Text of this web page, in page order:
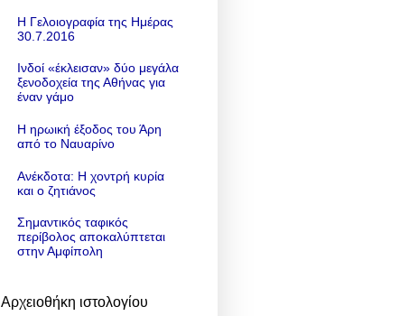
Η Γελοιογραφία της Ημέρας
30.7.2016
Ινδοί «έκλεισαν» δύο μεγάλα
ξενοδοχεία της Αθήνας για
έναν γάμο
Η ηρωική έξοδος του Άρη
από το Ναυαρίνο
Ανέκδοτα: Η χοντρή κυρία
και ο ζητιάνος
Σημαντικός ταφικός
περίβολος αποκαλύπτεται
στην Αμφίπολη
Αρχειοθήκη ιστολογίου